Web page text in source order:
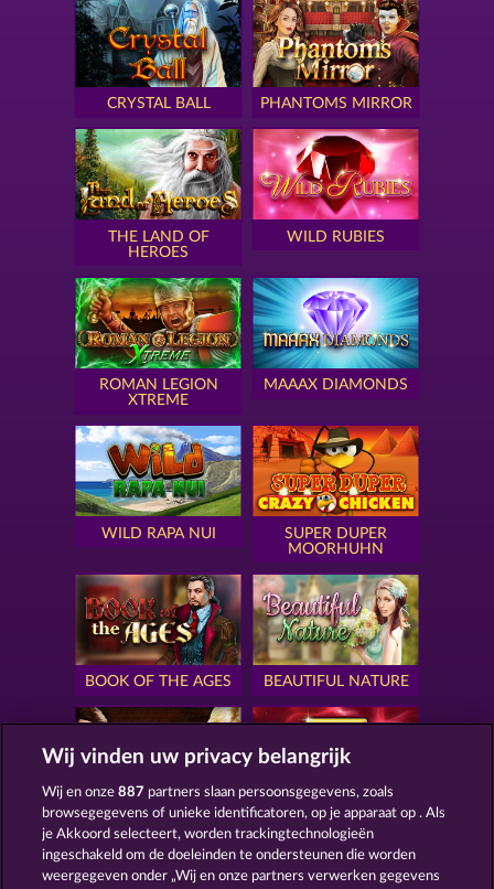
CRYSTAL BALL PHANTOMS MIRROR
THE LAND OF
HEROES
WILD RUBIES
ROMAN LEGION
XTREME
MAAAX DIAMONDS
WILD RAPA NUI
SUPER DUPER
MOORHUHN
BOOK OF THE AGES BEAUTIFUL NATURE
SIMPLY THE BEST ROYAL SEVEN
Wij vinden uw privacy belangrijk
Wij en onze887 partners slaan persoonsgegevens, zoals
browsegegevens of unieke identificatoren, op je apparaat op . Als
je Akkoord selecteert, worden trackingtechnologieën
ingeschakeld om de doeleinden te ondersteunen die worden
weergegeven onder „Wij en onze partners verwerken gegevens